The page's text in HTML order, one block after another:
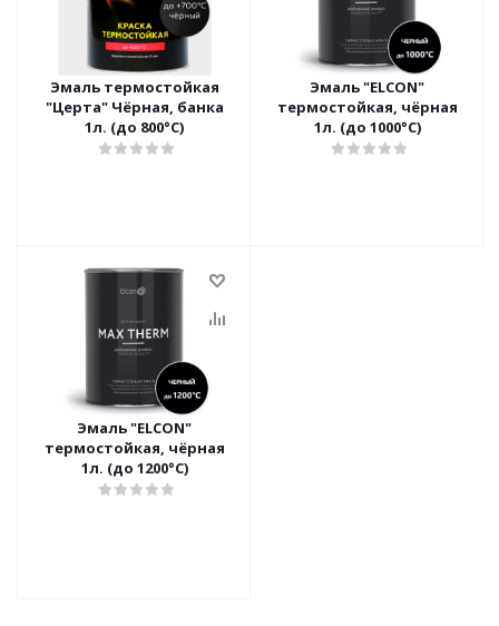
Эмаль термостойкая
"Церта" Чёрная, банка
1л. (до 800°С)
Эмаль "ELCON"
термостойкая, чёрная
1л. (до 1000°С)
Эмаль "ELCON"
термостойкая, чёрная
1л. (до 1200°С)